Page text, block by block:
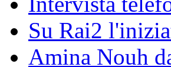
Su Rai2
Amina Nouh